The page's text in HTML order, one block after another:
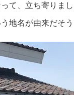
て、立ち寄りま
地名が由来だそ